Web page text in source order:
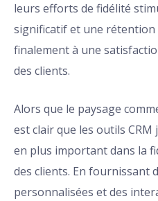
leurs efforts de fidélité
significatif et une
finalement à une
des clients.
Alors que le paysage
est clair que les outils
en plus important dans la
des clients. En fournissant
personnalisées et des